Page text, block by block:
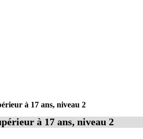
à 17 ans, niveau 2
à 17 ans, niveau 2